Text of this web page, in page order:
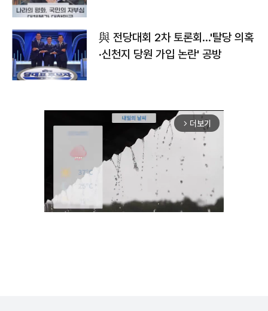
與 전당대회 2차 토론회…'탈당 의혹
·신천지 당원 가입 논란' 공방
arrow_forward_ios 더보기